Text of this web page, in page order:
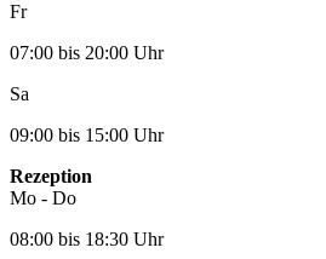
Fr
07:00 bis 20:00 Uhr
Sa
09:00 bis 15:00 Uhr
Rezeption
Mo - Do
08:00 bis 18:30 Uhr